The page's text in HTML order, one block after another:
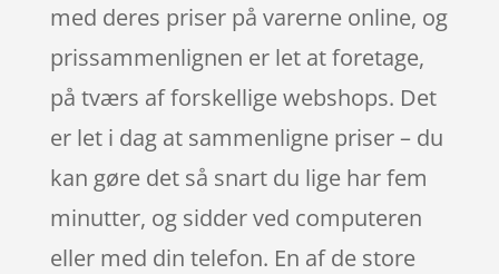
med deres priser på varerne online, og
prissammenlignen er let at foretage,
på tværs af forskellige webshops. Det
er let i dag at sammenligne priser – du
kan gøre det så snart du lige har fem
minutter, og sidder ved computeren
eller med din telefon. En af de store